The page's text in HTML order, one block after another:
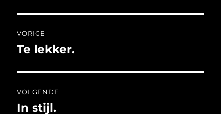
navigatie
VORIGE
Vorig
Te lekker.
VOLGENDE
Volgend
In stijl.